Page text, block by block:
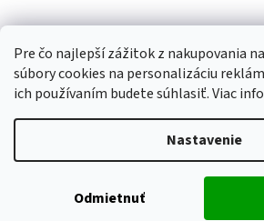
Pre čo najlepší zážitok z nakupovania
súbory cookies na personalizáciu
ich používaním budete súhlasiť. Viac
Nastavenie
Odmietnuť